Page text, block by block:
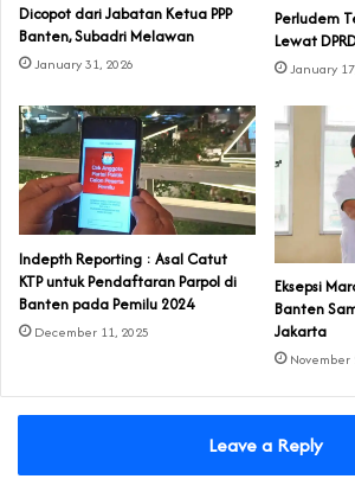
Dicopot dari Jabatan Ketua PPP
Banten, Subadri Melawan
January 31, 2026
Perludem
Lewat
January
Indepth Reporting : Asal Catut
KTP untuk Pendaftaran Parpol di
Banten pada Pemilu 2024
December 11, 2025
Eksepsi
Banten
Jakarta
November
Leave a Reply